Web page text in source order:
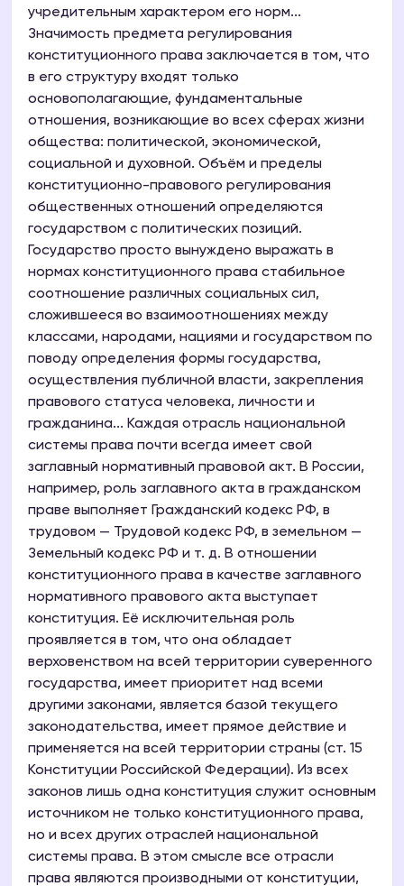
учредительным характером его норм...
Значимость предмета регулирования
конституционного права заключается в том, что
в его структуру входят только
основополагающие, фундаментальные
отношения, возникающие во всех сферах жизни
общества: политической, экономической,
социальной и духовной. Объём и пределы
конституционно-правового регулирования
общественных отношений определяются
государством с политических позиций.
Государство просто вынуждено выражать в
нормах конституционного права стабильное
соотношение различных социальных сил,
сложившееся во взаимоотношениях между
классами, народами, нациями и государством по
поводу определения формы государства,
осуществления публичной власти, закрепления
правового статуса человека, личности и
гражданина... Каждая отрасль национальной
системы права почти всегда имеет свой
заглавный нормативный правовой акт. В России,
например, роль заглавного акта в гражданском
праве выполняет Гражданский кодекс РФ, в
трудовом — Трудовой кодекс РФ, в земельном —
Земельный кодекс РФ и т. д. В отношении
конституционного права в качестве заглавного
нормативного правового акта выступает
конституция. Её исключительная роль
проявляется в том, что она обладает
верховенством на всей территории суверенного
государства, имеет приоритет над всеми
другими законами, является базой текущего
законодательства, имеет прямое действие и
применяется на всей территории страны (ст. 15
Конституции Российской Федерации). Из всех
законов лишь одна конституция служит основным
источником не только конституционного права,
но и всех других отраслей национальной
системы права. В этом смысле все отрасли
права являются производными от конституции,